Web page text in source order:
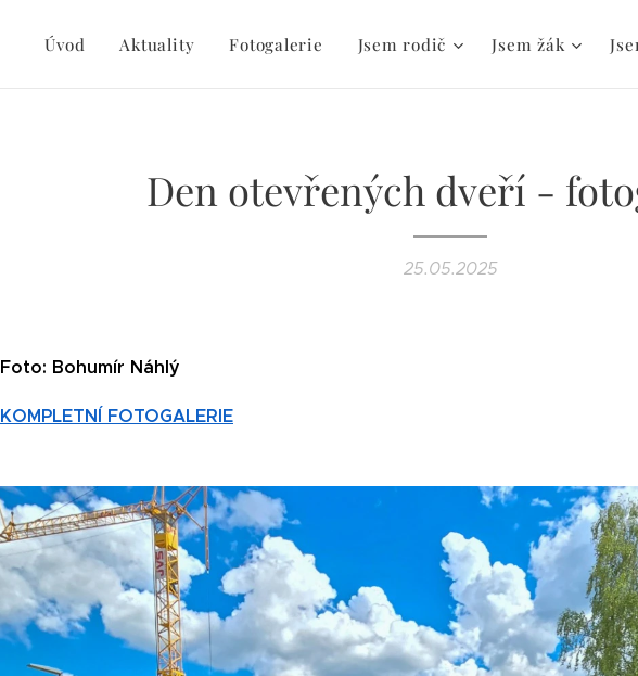
Úvod Aktuality Fotogalerie Jsem rodič Jsem žák
Den otevřených dveří -
25.05.2025
Foto: Bohumír Náhlý
KOMPLETNÍ FOTOGALERIE